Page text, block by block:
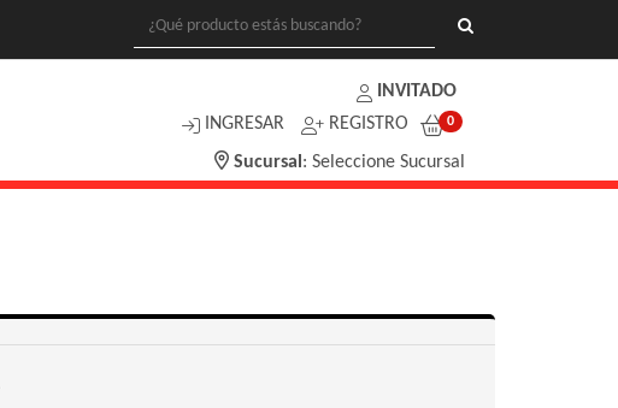
INVITADO
INGRESAR
REGISTRO
Sucursal :Seleccione Sucursal
0